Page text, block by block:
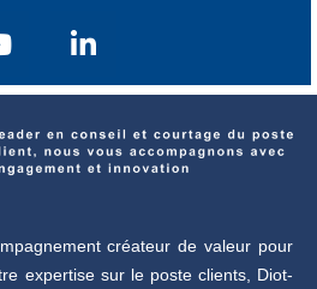
créateur de valeur pour
expertise sur le poste clients, Diot-